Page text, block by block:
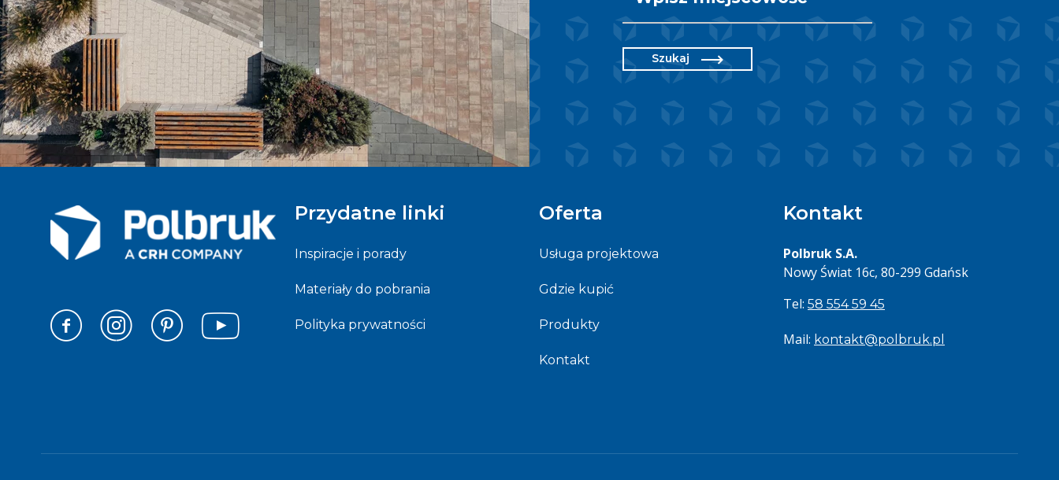
Szukaj
Przydatne linki
Inspiracje i porady
Materiały do pobrania
Polityka prywatności
Oferta
Usługa projektowa
Gdzie kupić
Produkty
Kontakt
Kontakt
Polbruk S.A.
Nowy Świat 16c, 80-299 Gdańsk
Tel: 58 554 59 45
Mail: kontakt@polbruk.pl